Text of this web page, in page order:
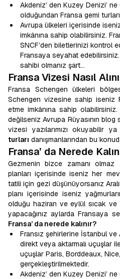
Akdeniz’ den Kuzey Denizi’
olduğundan Fransa gemi
Avrupa ülkeleri içerisinde
imkânına sahip olabilirsiniz.
SNCF’den biletlerinizi kontrol
Fransaya seyahat
sahibi olmanız şart…
Fransa Vizesi Nasıl
Fransa Schengen ülkeleri
Schengen vizesine sahip iseniz
etme imkânına sahip
değilseniz Avrupa Rüyasının
vizesi yazılarımızı okuyabilir
turları danışmanlarından bu
Fransa’ da Nerede
Gezmenin bizce zamanı
planları içerisinde iseniz her
tatili için gezi düşünüyorsanız
planı içerisinde iseniz
olduğu haziran ve eylül sıcak
yapacağınız aylarda Fransaya
Fransa’ da nerede kalınır?
Fransız şehirlerine İstanbul ve
direkt veya aktarmalı uçuşlar
uçuşlar Paris, Borddeaux,
gerçekleştirilmektedir.
Akdeniz’ den Kuzey Denizi’